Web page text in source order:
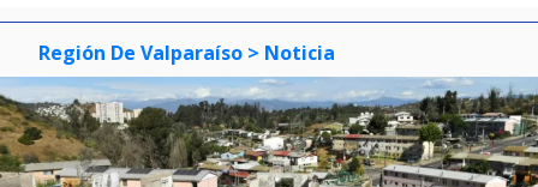
Región De Valparaíso > Noticia